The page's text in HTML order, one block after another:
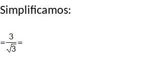
Simplificamos: